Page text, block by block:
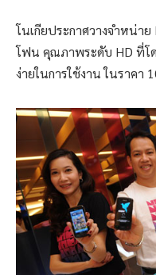
โนเกียประกาศวางจำหน่า
โฟน คุณภาพระดับ HD ที่โ
ง่ายในการใช้งาน ในราคา